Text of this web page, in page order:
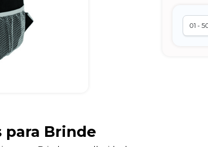
para Brinde